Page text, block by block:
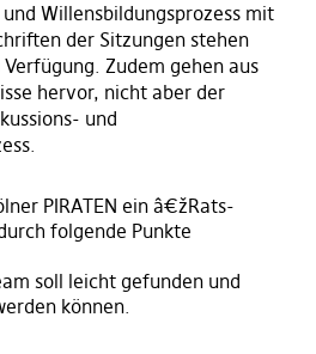
Willensbildungsprozess mit
der Sitzungen stehen
Zudem gehen aus
hervor, nicht aber der
und
PIRATEN ein â€žRats-
folgende Punkte
soll leicht gefunden und
können.